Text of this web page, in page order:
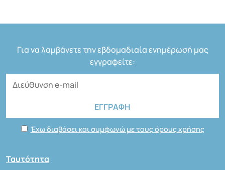
Για να λαμβάνετε την εβδομαδιαία ενημέρωσή μας
εγγραφείτε:
Έχω διαβάσει και συμφωνώ με τους όρους χρήσης
Ταυτότητα